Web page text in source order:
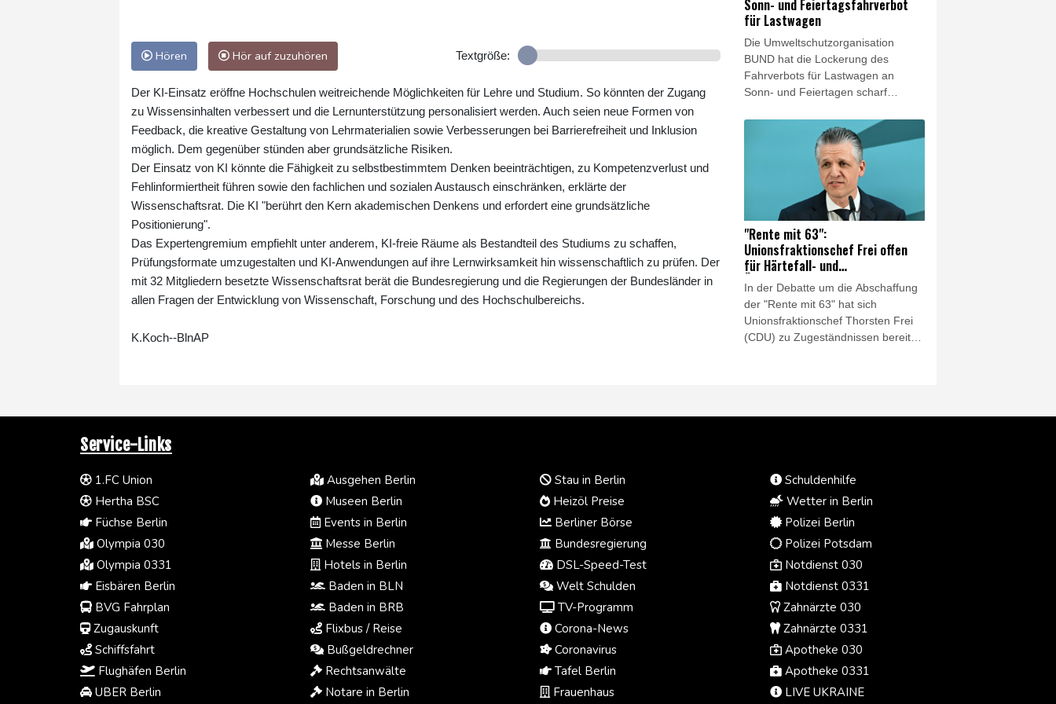
Hören Hör auf zuzuhören Textgröße:
Der KI-Einsatz eröffne Hochschulen weitreichende Möglichkeiten für Lehre und Studium. So könnten der Zugang
zu Wissensinhalten verbessert und die Lernunterstützung personalisiert werden. Auch seien neue Formen von
Feedback, die kreative Gestaltung von Lehrmaterialien sowie Verbesserungen bei Barrierefreiheit und Inklusion
möglich. Dem gegenüber stünden aber grundsätzliche Risiken.
Der Einsatz von KI könnte die Fähigkeit zu selbstbestimmtem Denken beeinträchtigen, zu Kompetenzverlust und
Fehlinformiertheit führen sowie den fachlichen und sozialen Austausch einschränken, erklärte der
Wissenschaftsrat. Die KI "berührt den Kern akademischen Denkens und erfordert eine grundsätzliche
Positionierung".
Das Expertengremium empfiehlt unter anderem, KI-freie Räume als Bestandteil des Studiums zu schaffen,
Prüfungsformate umzugestalten und KI-Anwendungen auf ihre Lernwirksamkeit hin wissenschaftlich zu prüfen. Der
mit 32 Mitgliedern besetzte Wissenschaftsrat berät die Bundesregierung und die Regierungen der Bundesländer in
allen Fragen der Entwicklung von Wissenschaft, Forschung und des Hochschulbereichs.
K.Koch--BlnAP
Research on Energy and Clean Air
(CREA).
Sonn- und Feiertagsfahrverbot
für Lastwagen
Die Umweltschutzorganisation
BUND hat die Lockerung des
Fahrverbots für Lastwagen an
Sonn- und Feiertagen scharf
wegen des Niedrigwassers in
Flüssen "den Schiffstransport jetzt
durch hunderte oder tausende Lkw-
Fahrten zu ersetzen", sagte der
Verbandsvorsitzende Olaf Bandt der
"Rheinischen Post"
(Samstagsausgabe). Dies werde
"Menschen und Klima" belasten.
"Rente mit 63":
Unionsfraktionschef Frei offen
für Härtefall- und
Übergangslösungen
In der Debatte um die Abschaffung
der "Rente mit 63" hat sich
Unionsfraktionschef Thorsten Frei
(CDU) zu Zugeständnissen bereit
wird man reden", sagte Frei den
gefordert, am abschlagsfreien
Renteneintritt nach 45
Beitragsjahren festhalten.
Service-Links
1.FC Union
Hertha BSC
Füchse Berlin
Olympia 030
Olympia 0331
Eisbären Berlin
BVG Fahrplan
Zugauskunft
Schiffsfahrt
Flughäfen Berlin
UBER Berlin
Ausgehen Berlin
Museen Berlin
Events in Berlin
Messe Berlin
Hotels in Berlin
Baden in BLN
Baden in BRB
Flixbus / Reise
Bußgeldrechner
Rechtsanwälte
Notare in Berlin
Stau in Berlin
Heizöl Preise
Berliner Börse
Bundesregierung
DSL-Speed-Test
Welt Schulden
TV-Programm
Corona-News
Coronavirus
Tafel Berlin
Frauenhaus
Schuldenhilfe
Wetter in Berlin
Polizei Berlin
Polizei Potsdam
Notdienst 030
Notdienst 0331
Zahnärzte 030
Zahnärzte 0331
Apotheke 030
Apotheke 0331
LIVE UKRAINE